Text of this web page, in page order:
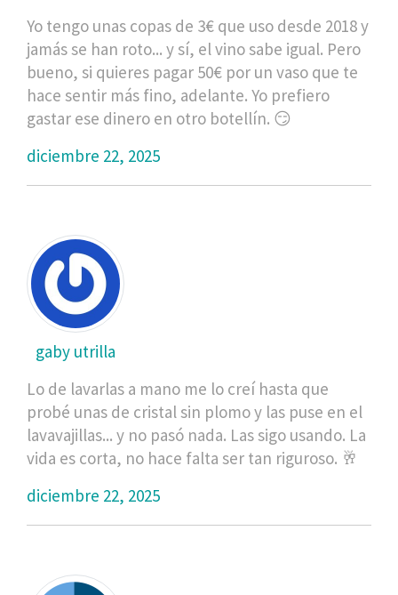
Yo tengo unas copas de 3€ que uso desde 2018 y
jamás se han roto... y sí, el vino sabe igual. Pero
bueno, si quieres pagar 50€ por un vaso que te
hace sentir más fino, adelante. Yo prefiero
gastar ese dinero en otro botellín. 😏
diciembre 22, 2025
gaby utrilla
Lo de lavarlas a mano me lo creí hasta que
probé unas de cristal sin plomo y las puse en el
lavavajillas... y no pasó nada. Las sigo usando. La
vida es corta, no hace falta ser tan riguroso. 🥂
diciembre 22, 2025